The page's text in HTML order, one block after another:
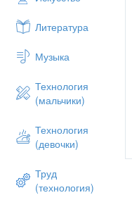
Литература
Музыка
Технология
(мальчики)
Технология
(девочки)
Труд
(технология)